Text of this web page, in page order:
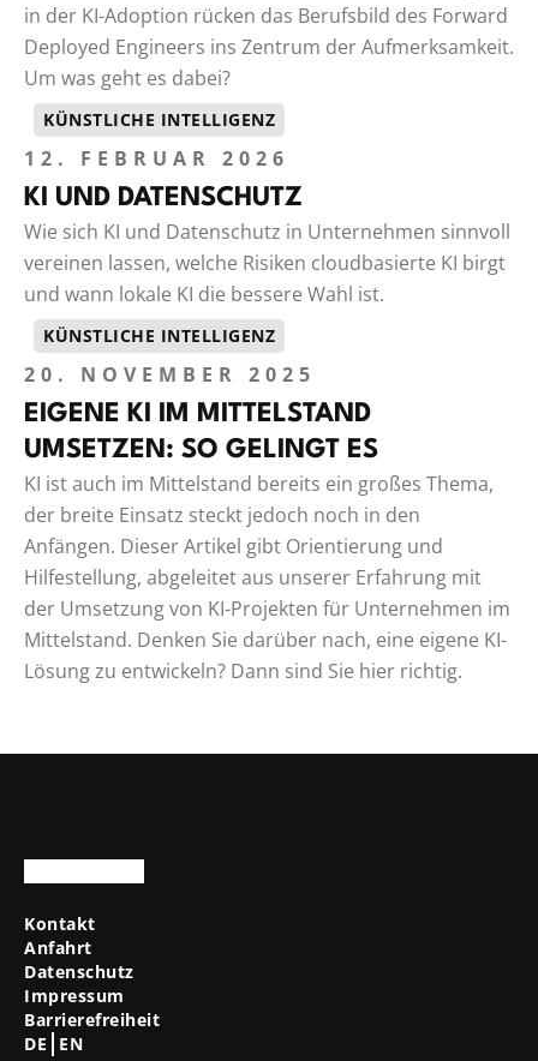
in der KI-Adoption rücken das Berufsbild des Forward
Deployed Engineers ins Zentrum der Aufmerksamkeit.
Um was geht es dabei?
KÜNSTLICHE INTELLIGENZ
12. FEBRUAR 2026
KI UND DATENSCHUTZ
Wie sich KI und Datenschutz in Unternehmen sinnvoll
vereinen lassen, welche Risiken cloudbasierte KI birgt
und wann lokale KI die bessere Wahl ist.
KÜNSTLICHE INTELLIGENZ
20. NOVEMBER 2025
EIGENE KI IM MITTELSTAND
UMSETZEN: SO GELINGT ES
KI ist auch im Mittelstand bereits ein großes Thema,
der breite Einsatz steckt jedoch noch in den
Anfängen. Dieser Artikel gibt Orientierung und
Hilfestellung, abgeleitet aus unserer Erfahrung mit
der Umsetzung von KI-Projekten für Unternehmen im
Mittelstand. Denken Sie darüber nach, eine eigene KI-
Lösung zu entwickeln? Dann sind Sie hier richtig.
Kontakt
Anfahrt
Datenschutz
Impressum
Barrierefreiheit
DE
EN